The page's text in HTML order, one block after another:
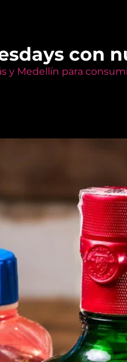
con
y Medellín para